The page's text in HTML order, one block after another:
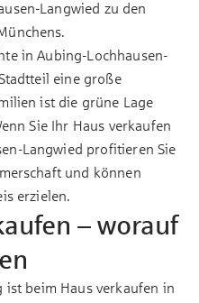
Langwied zu den
in Aubing-Lochhausen-
eine große
ist die grüne Lage
Sie Ihr Haus verkaufen
Langwied profitieren Sie
und können
erzielen.
– worauf
beim Haus verkaufen in